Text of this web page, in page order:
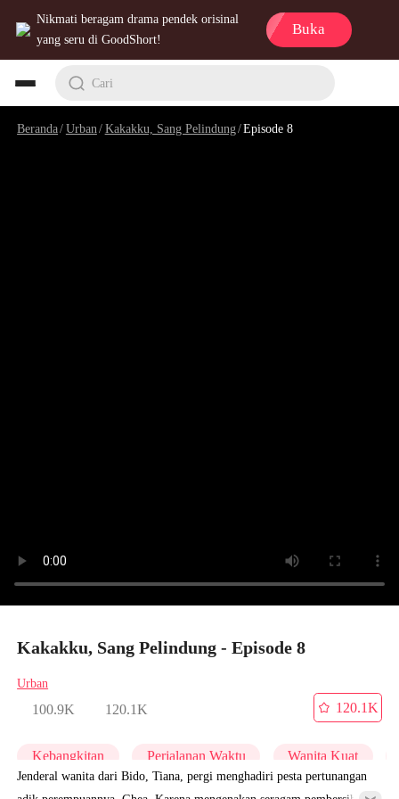
Nikmati beragam drama pendek orisinal
yang seru di GoodShort!
Buka
Cari
Beranda/Urban /Kakakku, Sang Pelindung/Episode 8
Kakakku, Sang Pelindung - Episode 8
Urban
100.9K 120.1K
120.1K
Kebangkitan Perjalanan Waktu Wanita Kuat
Jenderal wanita dari Bido, Tiana, pergi menghadiri pesta pertunangan